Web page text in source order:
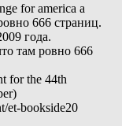
for america a
666 страниц.
года.
там ровно 666
for the 44th
et-bookside20